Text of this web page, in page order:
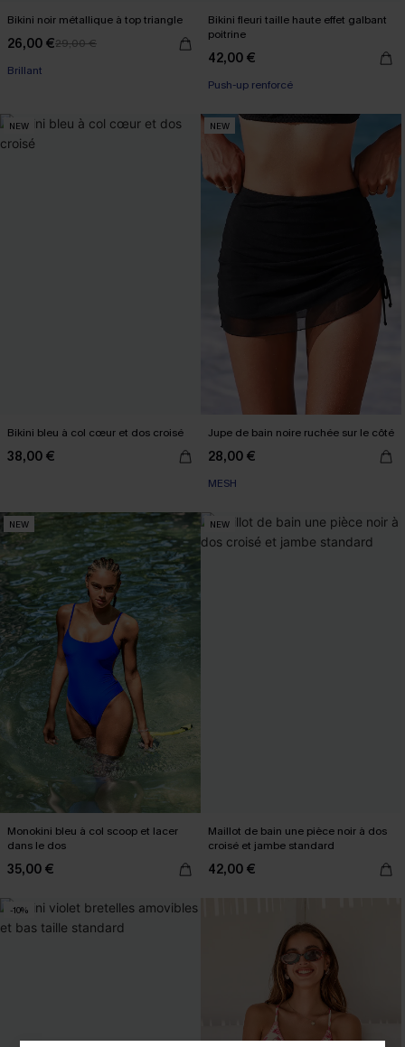
Bikini noir métallique à top triangle
26,00 €29,00 €
Brillant
Bikini fleuri taille haute effet galbant
poitrine
42,00 €
Push-up renforcé
NEW
Bikini bleu à col cœur et dos croisé
38,00 €
NEW
Jupe de bain noire ruchée sur le côté
28,00 €
MESH
NEW
Monokini bleu à col scoop et lacer
dans le dos
35,00 €
NEW
Maillot de bain une pièce noir à dos
croisé et jambe standard
42,00 €
-10%